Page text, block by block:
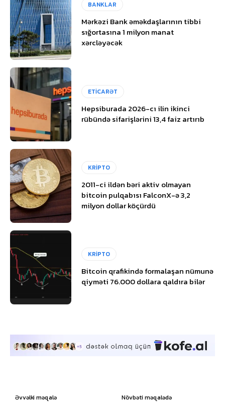
BANKLAR
Mərkəzi Bank əməkdaşlarının tibbi
sığortasına 1 milyon manat
xərcləyəcək
ETİCARƏT
Hepsiburada 2026-cı ilin ikinci
rübündə sifarişlərini 13,4 faiz artırıb
KRİPTO
2011-ci ildən bəri aktiv olmayan
bitcoin pulqabısı FalconX-ə 3,2
milyon dollar köçürdü
KRİPTO
Bitcoin qrafikində formalaşan nümunə
qiyməti 76.000 dollara qaldıra bilər
Əvvəlki məqalə Növbəti məqalədə